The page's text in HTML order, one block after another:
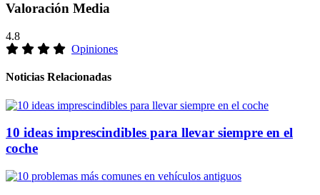
Valoración Media
4.8
Opiniones
Noticias Relacionadas
10 ideas imprescindibles para llevar siempre en el
coche